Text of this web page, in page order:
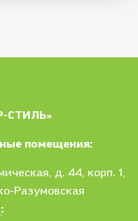
СТИЛЬ»
помещения:
д. 44, корп. 1,
Разумовская